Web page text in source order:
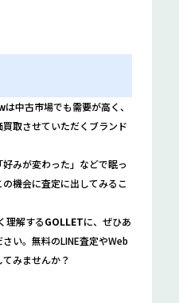
は中古市場でも需要が高く、
取させていただくブランド
好みが変わった」などで眠っ
機会に査定に出してみるこ
理解するGOLLETに、ぜひあ
い。無料のLINE査定やWeb
みませんか？